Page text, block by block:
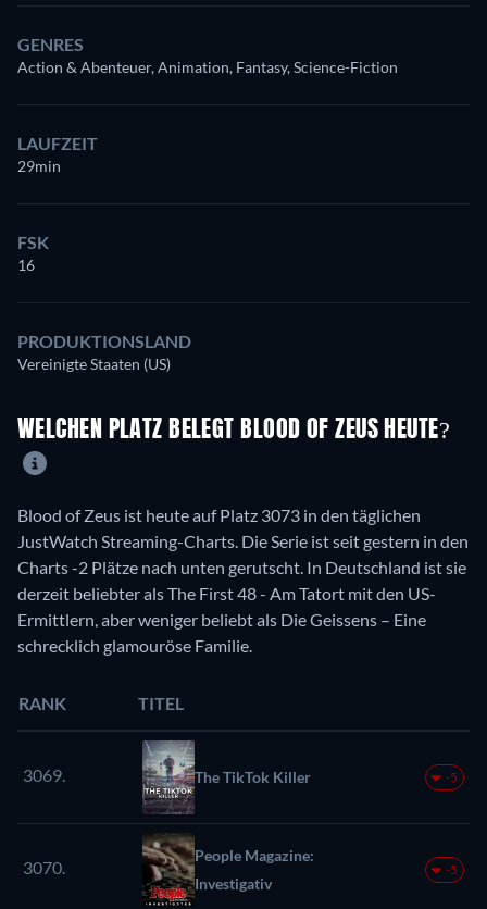
GENRES
Action & Abenteuer, Animation, Fantasy, Science-Fiction
LAUFZEIT
29min
FSK
16
PRODUKTIONSLAND
Vereinigte Staaten (US)
WELCHEN PLATZ BELEGT BLOOD OF ZEUS HEUTE?
Blood of Zeus ist heute auf Platz 3073 in den täglichen
JustWatch Streaming-Charts. Die Serie ist seit gestern in den
Charts -2 Plätze nach unten gerutscht. In Deutschland ist sie
derzeit beliebter als The First 48 - Am Tatort mit den US-
Ermittlern, aber weniger beliebt als Die Geissens – Eine
schrecklich glamouröse Familie.
RANK TITEL
3069. The TikTok Killer -5
3070.
People Magazine:
Investigativ
-5